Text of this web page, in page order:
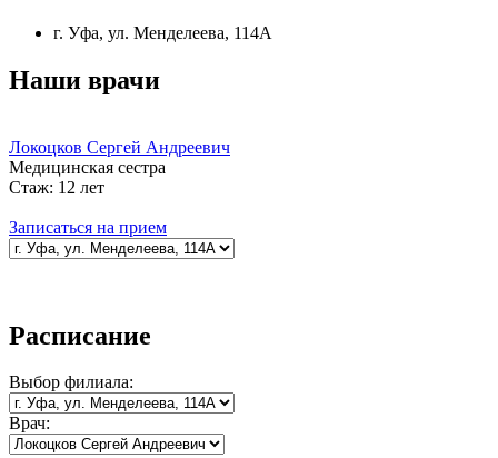
г. Уфа, ул. Менделеева, 114А
Наши врачи
Локоцков Сергей Андреевич
Медицинская сестра
Стаж: 12 лет
Записаться на прием
Расписание
Выбор филиала:
Врач: